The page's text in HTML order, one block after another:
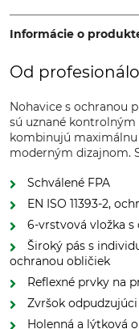
Informácie o
Od
Nohavice s ochranou
sú uznané
kombinujú
moderným dizajnom.
Schválené FPA
EN ISO 11393-2,
6-vrstvová vložka
Široký pás s
ochranou obličiek
Reflexné prvky na
Zvršok
Holenná a lýtková